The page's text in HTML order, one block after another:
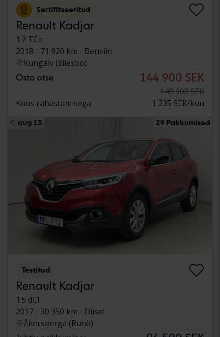
Sertifitseeritud
Renault Kadjar
1.2 TCe
2018
71 920 km
Bensiin
Kungälv (Ellesbo)
Osta otse 144 900 SEK
149 900 SEK
Koos rahastamisega
1 235 SEK/kuu
aug 13 29 Pakkumised
Testitud
Renault Kadjar
1.5 dCi
2017
30 350 km
Diisel
Åkersberga (Runö)